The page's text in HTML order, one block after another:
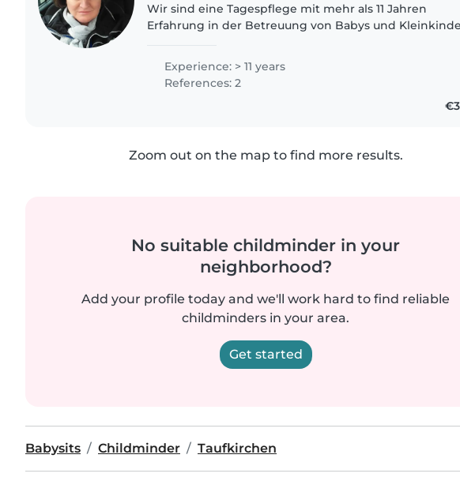
Wir sind eine Tagespflege mit mehr als 11 Jahren
Erfahrung in der Betreuung von Babys und
kreative Fähigkeiten im..
Experience: > 11 years
References: 2
Zoom out on the map to find more results.
No suitable childminder in your
neighborhood?
Add your profile today and we'll work hard to find reliable
childminders in your area.
Get started
Babysits Childminder Taufkirchen